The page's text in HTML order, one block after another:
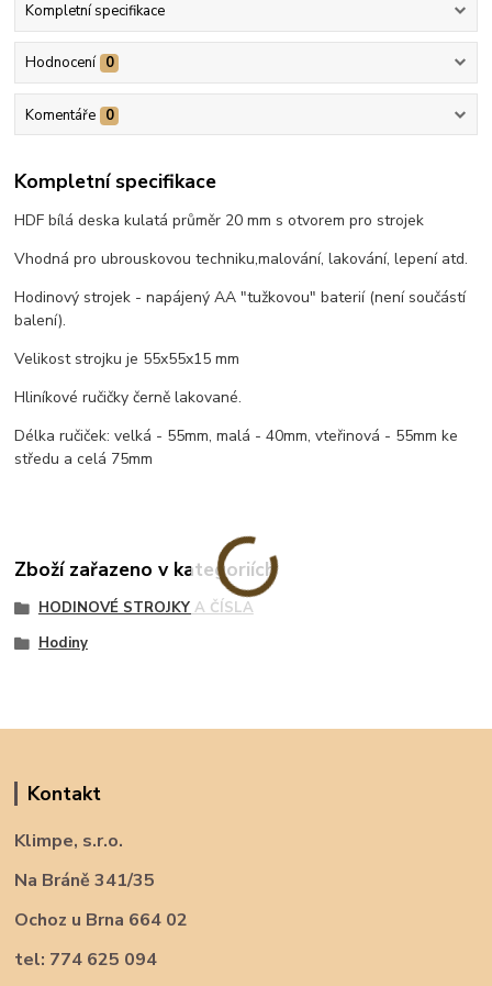
Kompletní specifikace
Hodnocení 0
Komentáře 0
Kompletní specifikace
HDF bílá deska kulatá průměr 20 mm s otvorem pro strojek
Vhodná pro ubrouskovou techniku,malování, lakování, lepení atd.
Hodinový strojek - napájený AA "tužkovou" baterií (není součástí
balení).
Velikost strojku je 55x55x15 mm
Hliníkové ručičky černě lakované.
Délka ručiček: velká - 55mm, malá - 40mm, vteřinová - 55mm ke
středu a celá 75mm
Zboží zařazeno v kategoriích
HODINOVÉ STROJKY A ČÍSLA
Hodiny
Kontakt
Klimpe, s.r.o.
Na Bráně 341/35
Ochoz u Brna 664 02
tel: 774 625 094